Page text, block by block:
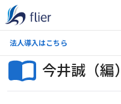
法人導入はこちら
今井誠（編）